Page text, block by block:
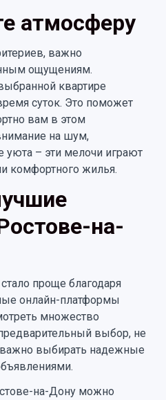
атмосферу
важно
ощущениям.
квартире
суток. Это поможет
вам в этом
на шум,
– эти мелочи играют
комфортного жилья.
на-
проще благодаря
онлайн-платформы
множество
выбор, не
выбирать надежные
на-Дону можно